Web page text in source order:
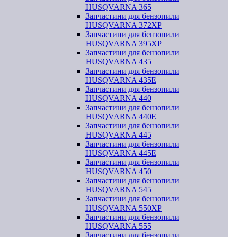
HUSQVARNA 365
Запчастини для бензопили
HUSQVARNA 372XP
Запчастини для бензопили
HUSQVARNA 395XP
Запчастини для бензопили
HUSQVARNA 435
Запчастини для бензопили
HUSQVARNA 435E
Запчастини для бензопили
HUSQVARNA 440
Запчастини для бензопили
HUSQVARNA 440Е
Запчастини для бензопили
HUSQVARNA 445
Запчастини для бензопили
HUSQVARNA 445E
Запчастини для бензопили
HUSQVARNA 450
Запчастини для бензопили
HUSQVARNA 545
Запчастини для бензопили
HUSQVARNA 550ХР
Запчастини для бензопили
HUSQVARNA 555
Запчастини для бензопили